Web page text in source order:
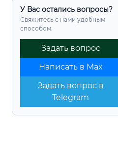
У Вас остались вопросы?
Свяжитесь с нами удобным
способом:
Задать вопрос
Написать в Max
Задать вопрос в
Telegram